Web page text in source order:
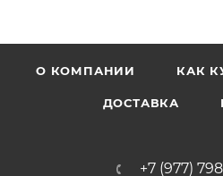
О КОМПАНИИ КАК
ДОСТАВКА
+7 (977)